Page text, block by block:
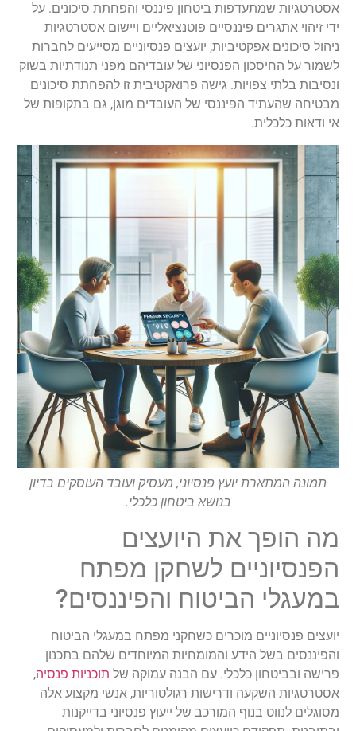
אסטרטגיות שמתעדפות ביטחון פיננסי והפחתת סיכונים. על
ידי זיהוי אתגרים פיננסיים פוטנציאליים ויישום אסטרטגיות
ניהול סיכונים אפקטיביות, יועצים פנסיוניים מסייעים לחברות
לשמור על החיסכון הפנסיוני של עובדיהם מפני תנודתיות בשוק
ונסיבות בלתי צפויות. גישה פרואקטיבית זו להפחתת סיכונים
מבטיחה שהעתיד הפיננסי של העובדים מוגן, גם בתקופות של
אי ודאות כלכלית.
תמונה המתארת יועץ פנסיוני, מעסיק ועובד העוסקים בדיון
בנושא ביטחון כלכלי.
מה הופך את היועצים
הפנסיוניים לשחקן מפתח
במעגלי הביטוח והפיננסים?
יועצים פנסיוניים מוכרים כשחקני מפתח במעגלי הביטוח
והפיננסים בשל הידע והמומחיות המיוחדים שלהם בתכנון
פרישה ובביטחון כלכלי. עם הבנה עמוקה של תוכניות פנסיה,
אסטרטגיות השקעה ודרישות רגולטוריות, אנשי מקצוע אלה
מסוגלים לנווט בנוף המורכב של ייעוץ פנסיוני בדייקנות